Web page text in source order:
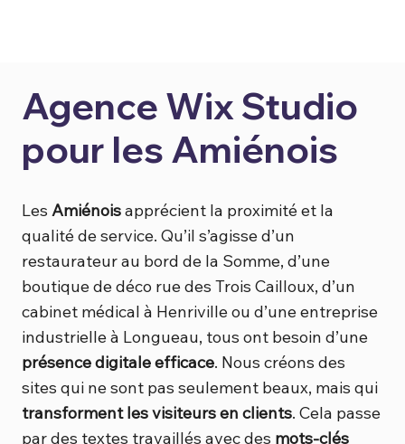
Agence Wix Studio
pour les Amiénois
Les Amiénoisapprécient la proximité et la
qualité de service. Qu’il s’agisse d’un
restaurateur au bord de la Somme, d’une
boutique de déco rue des Trois Cailloux, d’un
cabinet médical à Henriville ou d’une entreprise
industrielle à Longueau, tous ont besoin d’une
présence digitale efficace. Nous créons des
sites qui ne sont pas seulement beaux, mais qui
transforment les visiteurs en clients. Cela passe
par des textes travaillés avec des mots-clés